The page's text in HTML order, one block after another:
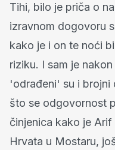
Tihi, bilo je priča o
izravnom dogovoru
kako je i on te noći
riziku. I sam je
'odrađeni' su i brojni
što se odgovornost
činjenica kako je
Hrvata u Mostaru,